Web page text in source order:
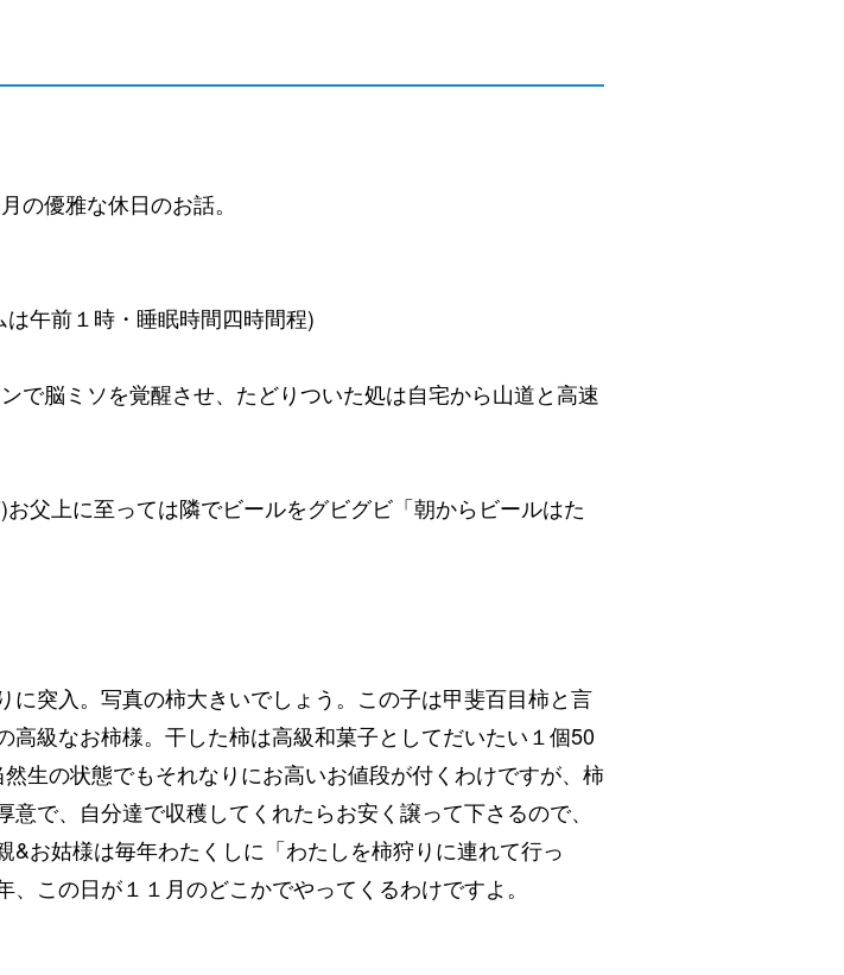
の優雅な休日のお話。
午前１時・睡眠時間四時間程)
で脳ミソを覚醒させ、たどりついた処は自宅から山道と高速
父上に至っては隣でビールをグビグビ「朝からビールはた
に突入。写真の柿大きいでしょう。この子は甲斐百目柿と言
高級なお柿様。干した柿は高級和菓子としてだいたい１個50
生の状態でもそれなりにお高いお値段が付くわけですが、柿
意で、自分達で収穫してくれたらお安く譲って下さるので、
&お姑様は毎年わたくしに「わたしを柿狩りに連れて行っ
、この日が１１月のどこかでやってくるわけですよ。